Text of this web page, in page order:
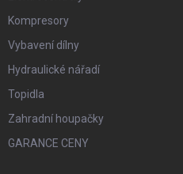
Kompresory
Vybavení dílny
Hydraulické nářadí
Topidla
Zahradní houpačky
GARANCE CENY